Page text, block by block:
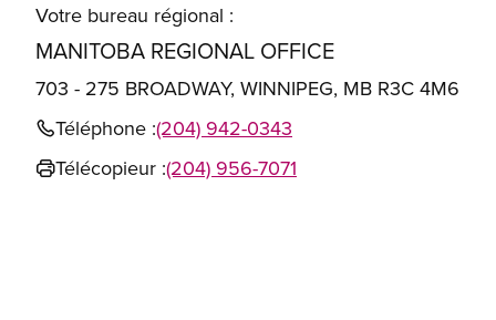
Votre bureau régional :
MANITOBA REGIONAL OFFICE
703 - 275 BROADWAY, WINNIPEG, MB R3C 4M6
Téléphone :(204) 942-0343
Télécopieur :(204) 956-7071